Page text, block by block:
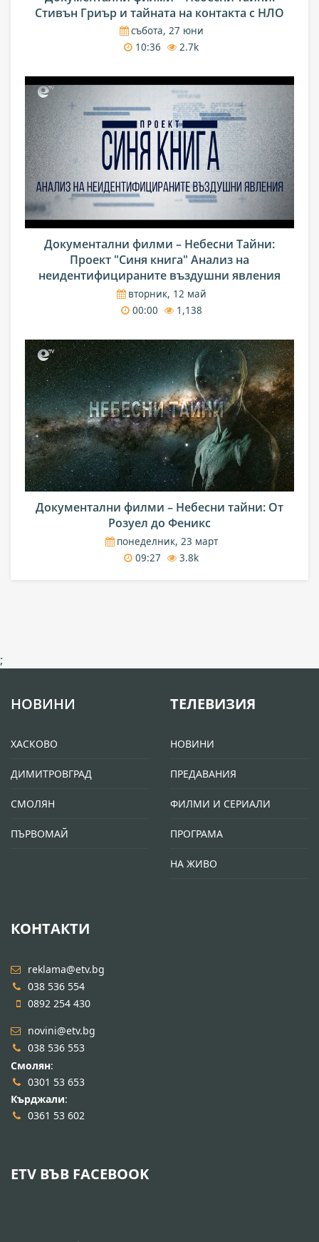
Стивън Гриър и тайната на контакта с НЛО
събота, 27 юни
10:36
2.7k
Документални филми – Небесни Тайни:
Проект "Синя книга" Анализ на
неидентифицираните въздушни явления
вторник, 12 май
00:00
1,138
Документални филми – Небесни тайни: От
Розуел до Феникс
понеделник, 23 март
09:27
3.8k
;
НОВИНИ
ХАСКОВО
ДИМИТРОВГРАД
СМОЛЯН
ПЪРВОМАЙ
ТЕЛЕВИЗИЯ
НОВИНИ
ПРЕДАВАНИЯ
ФИЛМИ И СЕРИАЛИ
ПРОГРАМА
НА ЖИВО
КОНТАКТИ
reklama@etv.bg
038 536 554
0892 254 430
novini@etv.bg
038 536 553
Смолян:
0301 53 653
Кърджали:
0361 53 602
ETV ВЪВ FACEBOOK